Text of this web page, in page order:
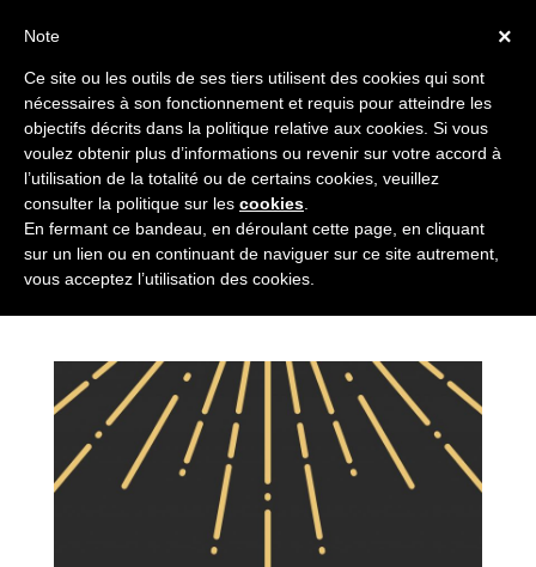
Sélectionner une page
ANNIVERSAIRE
parVincent Mauriac|Actualités,Conseil
×
Note
Ce site ou les outils de ses tiers utilisent des cookies qui sont
nécessaires à son fonctionnement et requis pour atteindre les
objectifs décrits dans la politique relative aux cookies. Si vous
voulez obtenir plus d’informations ou revenir sur votre accord à
l’utilisation de la totalité ou de certains cookies, veuillez
consulter la politique sur les cookies
En fermant ce bandeau, en déroulant cette page, en cliquant
sur un lien ou en continuant de naviguer sur ce site autrement,
vous acceptez l’utilisation des cookies.